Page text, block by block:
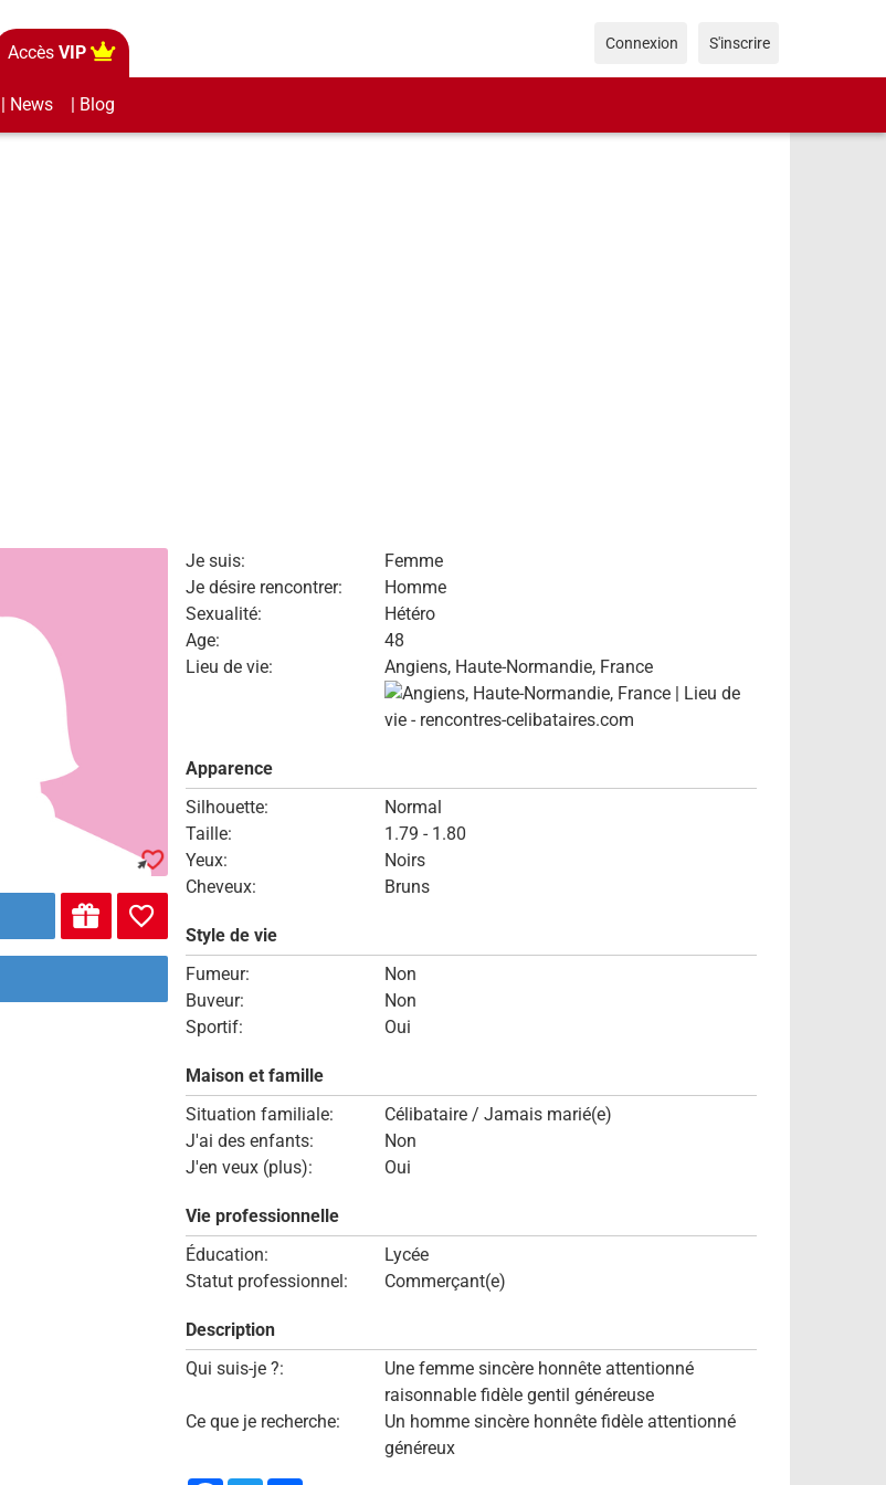
Accès VIP
| News | Blog
Connexion S'inscrire
Je suis:
Femme
Je désire rencontrer:
Homme
Sexualité:
Hétéro
Age:
48
Lieu de vie:
Angiens, Haute-Normandie, France
Apparence
Silhouette:
Normal
Taille:
1.79 - 1.80
Yeux:
Noirs
Cheveux:
Bruns
Style de vie
Fumeur:
Non
Buveur:
Non
Sportif:
Oui
Maison et famille
Situation familiale:
Célibataire / Jamais marié(e)
J'ai des enfants:
Non
J'en veux (plus):
Oui
Vie professionnelle
Éducation:
Lycée
Statut professionnel:
Commerçant(e)
Description
Qui suis-je ?:
Une femme sincère honnête attentionné
raisonnable fidèle gentil généreuse
Ce que je recherche:
Un homme sincère honnête fidèle attentionné
généreux